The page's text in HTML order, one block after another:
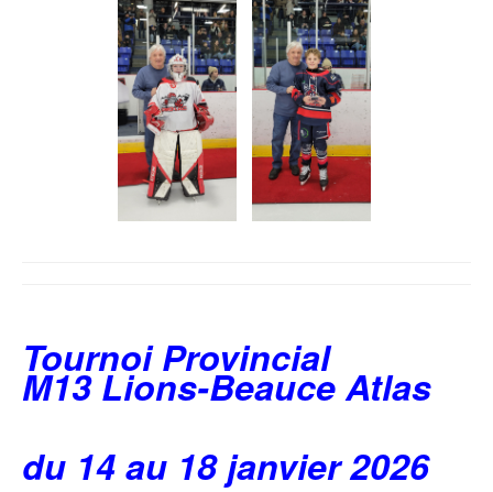
Tournoi Provincial
M13 Lions-Beauce Atlas
du 14 au 18 janvier 2026